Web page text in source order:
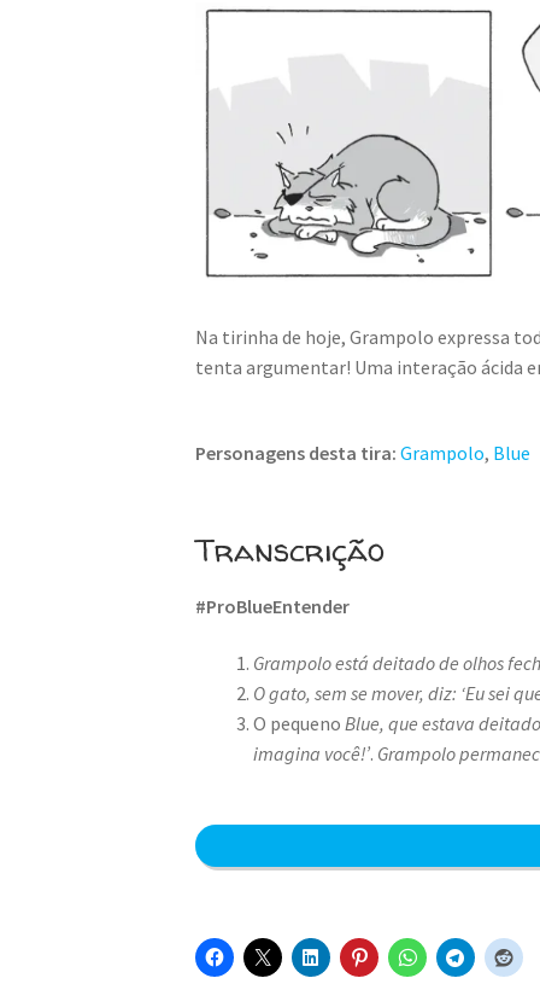
Na tirinha de hoje, Grampolo expressa
tenta argumentar! Uma interação ácida
Personagens desta tira: Grampolo, Blue
Transcrição
#ProBlueEntender
Grampolo está deitado de olhos
O gato, sem se mover, diz: ‘Eu sei
O pequenoBlue, que estava
imagina você!’. Grampolo